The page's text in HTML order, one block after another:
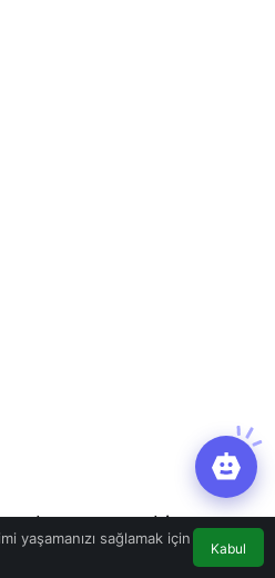
başucunuza bir parça
Limonun ferahlatıcı
yaşamanızı sağlamak için
Kabul